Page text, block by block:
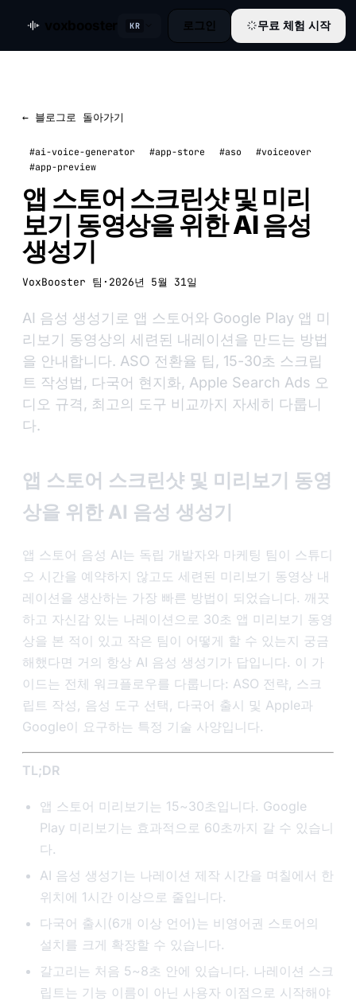
KR 로그인 무료 체험 시작
← 블로그로 돌아가기
#ai-voice-generator #app-store #aso
#voiceover
#app-preview
앱 스토어 스크린샷 및 미리
보기 동영상을 위한 AI 음성
생성기
VoxBooster 팀 · 2026년 5월 31일
AI 음성 생성기로 앱 스토어와 Google Play 앱 미
리보기 동영상의 세련된 내레이션을 만드는 방법
을 안내합니다. ASO 전환율 팁, 15-30초 스크립
트 작성법, 다국어 현지화, Apple Search Ads 오
디오 규격, 최고의 도구 비교까지 자세히 다룹니
다.
앱 스토어 스크린샷 및 미리보기 동영
상을 위한 AI 음성 생성기
앱 스토어 음성 AI는 독립 개발자와 마케팅 팀이 스튜디
오 시간을 예약하지 않고도 세련된 미리보기 동영상 내
레이션을 생산하는 가장 빠른 방법이 되었습니다. 깨끗
하고 자신감 있는 나레이션으로 30초 앱 미리보기 동영
상을 본 적이 있고 작은 팀이 어떻게 할 수 있는지 궁금
해했다면 거의 항상 AI 음성 생성기가 답입니다. 이 가
이드는 전체 워크플로우를 다룹니다: ASO 전략, 스크
립트 작성, 음성 도구 선택, 다국어 출시 및 Apple과
Google이 요구하는 특정 기술 사양입니다.
TL;DR
앱 스토어 미리보기는 15~30초입니다. Google
Play 미리보기는 효과적으로 60초까지 갈 수 있습니
다.
AI 음성 생성기는 나레이션 제작 시간을 며칠에서 한
위치에 1시간 이상으로 줄입니다.
다국어 출시(6개 이상 언어)는 비영어권 스토어의
설치를 크게 확장할 수 있습니다.
갈고리는 처음 5~8초 안에 있습니다. 나레이션 스크
립트는 기능 이름이 아닌 사용자 이점으로 시작해야